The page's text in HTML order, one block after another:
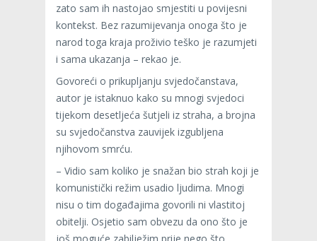
zato sam ih nastojao smjestiti u povijesni
kontekst. Bez razumijevanja onoga što je
narod toga kraja proživio teško je razumjeti
i sama ukazanja – rekao je.
Govoreći o prikupljanju svjedočanstava,
autor je istaknuo kako su mnogi svjedoci
tijekom desetljeća šutjeli iz straha, a brojna
su svjedočanstva zauvijek izgubljena
njihovom smrću.
– Vidio sam koliko je snažan bio strah koji je
komunistički režim usadio ljudima. Mnogi
nisu o tim događajima govorili ni vlastitoj
obitelji. Osjetio sam obvezu da ono što je